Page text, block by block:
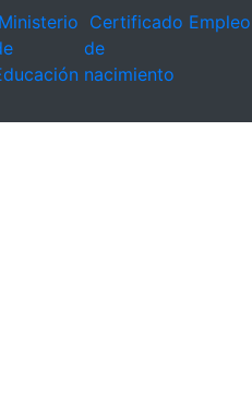
Ministerio Certificado
de
nacimiento
Empleo